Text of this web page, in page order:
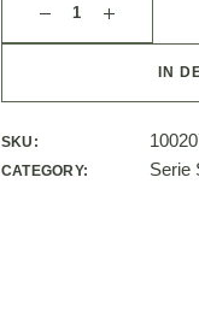
IN
SKU:
CATEGORY: Serie